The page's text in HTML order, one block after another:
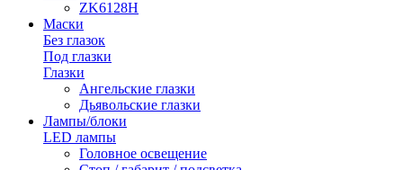
ZK6128H
Маски
Без глазок
Под глазки
Глазки
Ангельские глазки
Дьявольские глазки
Лампы/блоки
LED лампы
Головное освещение